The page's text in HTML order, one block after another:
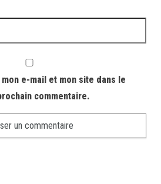
e-mail et mon site dans le
commentaire.